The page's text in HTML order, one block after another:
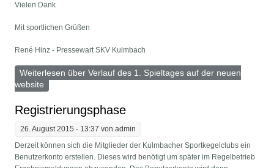
Vielen Dank
Mit sportlichen Grüßen
René Hinz - Pressewart SKV Kulmbach
Weiterlesen über Verlauf des 1. Spieltages auf der neuen
website
Registrierungsphase
26. August 2015 - 13:37 vonadmin
Derzeit können sich die Mitglieder der Kulmbacher Sportkegelclubs ein
Benutzerkonto erstellen. Dieses wird benötigt um später im Regelbetrieb